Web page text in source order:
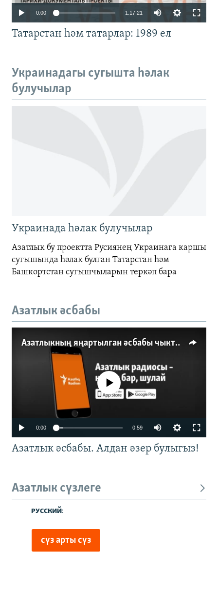
0:00 1:17:21
Татарстан һәм татарлар: 1989 ел
Украинадагы сугышта һәлак
булучылар
Украинада һәлак булучылар
Азатлык бу проектта Русиянең Украинага каршы
сугышында һәлак булган Татарстан һәм
Башкортстан сугышчыларын теркәп бара
Азатлык әсбабы
Азатлыкның яңартылган әсбабы чыкты
No media source currently available
0:00 0:59
Азатлык әсбабы. Алдан әзер булыгыз!
Азатлык сүзлеге